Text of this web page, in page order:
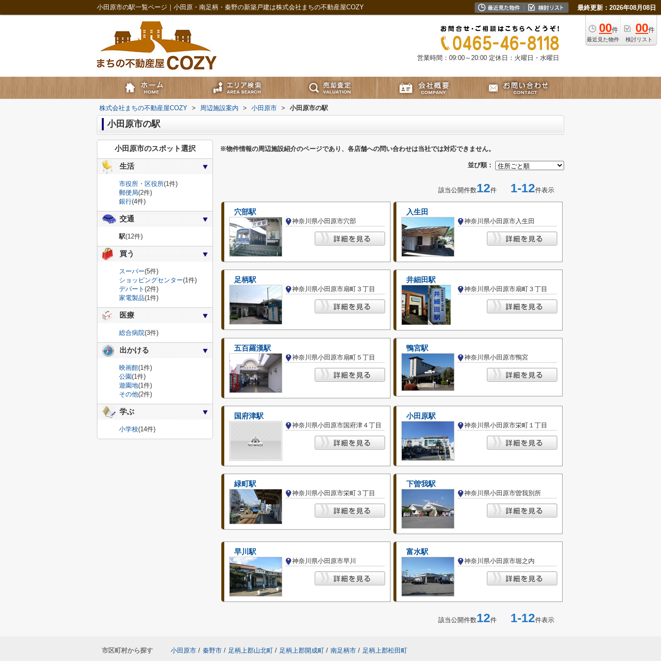
小田原市の駅一覧ページ｜小田原・南足柄・秦野の新築戸建は株式会社まちの不動産屋COZY 最終更新：2026年08月08日
00件
最近見た物件
00件
検討リスト
営業時間：09:00～20:00 定休日：火曜日・水曜日
株式会社まちの不動産屋COZY > 周辺施設案内 > 小田原市 > 小田原市の駅
小田原市の駅
※物件情報の周辺施設紹介のページであり、各店舗への問い合わせは当社では対応できません。
並び順：
該当公開件数12件 1-12件表示
穴部駅
神奈川県小田原市穴部
入生田
神奈川県小田原市入生田
足柄駅
神奈川県小田原市扇町３丁目
井細田駅
神奈川県小田原市扇町３丁目
五百羅漢駅
神奈川県小田原市扇町５丁目
鴨宮駅
神奈川県小田原市鴨宮
国府津駅
神奈川県小田原市国府津４丁目
小田原駅
神奈川県小田原市栄町１丁目
緑町駅
神奈川県小田原市栄町３丁目
下曽我駅
神奈川県小田原市曽我別所
早川駅
神奈川県小田原市早川
富水駅
神奈川県小田原市堀之内
該当公開件数12件 1-12件表示
小田原市のスポット選択
生活
市役所・区役所(1件)
郵便局(2件)
銀行(4件)
交通
駅(12件)
買う
スーパー(5件)
ショッピングセンター(1件)
デパート (2件)
家電製品(1件)
医療
総合病院(3件)
出かける
映画館(1件)
公園(1件)
遊園地(1件)
その他(2件)
学ぶ
小学校(14件)
市区町村から探す 小田原市 / 秦野市 / 足柄上郡山北町 / 足柄上郡開成町 / 南足柄市 / 足柄上郡松田町